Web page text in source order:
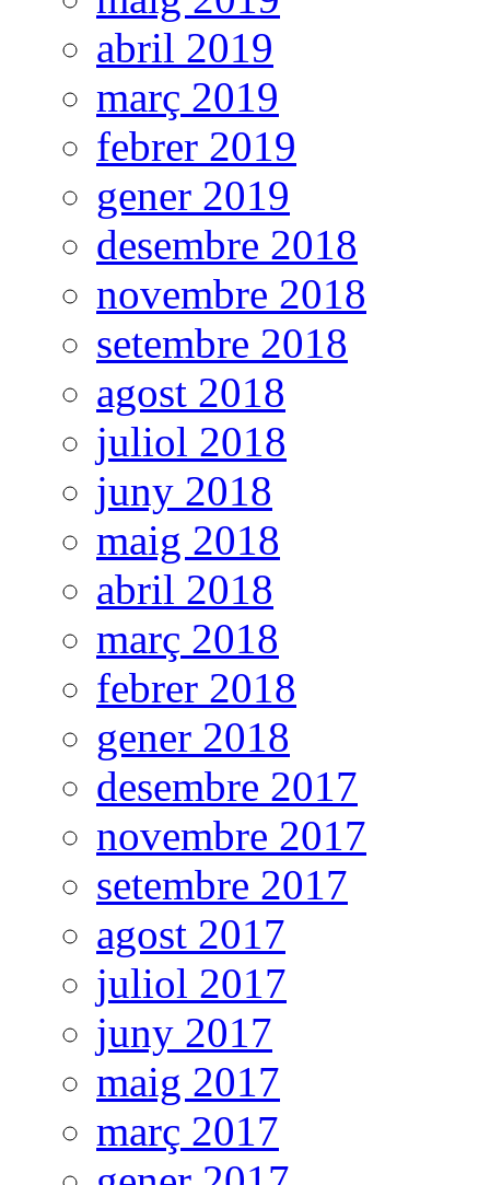
abril 2019
març 2019
febrer 2019
gener 2019
desembre 2018
novembre 2018
setembre 2018
agost 2018
juliol 2018
juny 2018
maig 2018
abril 2018
març 2018
febrer 2018
gener 2018
desembre 2017
novembre 2017
setembre 2017
agost 2017
juliol 2017
juny 2017
maig 2017
març 2017